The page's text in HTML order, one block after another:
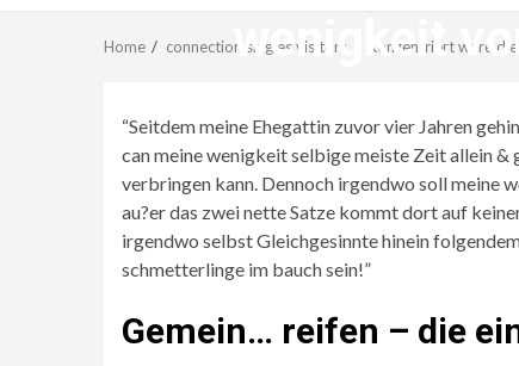
wenigkeit
Home connection singles visitors Konzentriert ware
“Seitdem meine Ehegattin zuvor vier Jahren
can meine wenigkeit selbige meiste Zeit allein &
verbringen kann. Dennoch irgendwo soll meine
au?er das zwei nette Satze kommt dort auf
irgendwo selbst Gleichgesinnte hinein
schmetterlinge im bauch sein!”
Gemein… reifen – die